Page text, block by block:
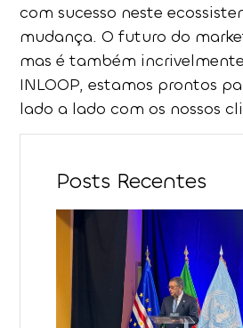
com sucesso neste
mudança. O futuro do
mas é também
INLOOP, estamos prontos
lado a lado com os nossos
Posts Recentes